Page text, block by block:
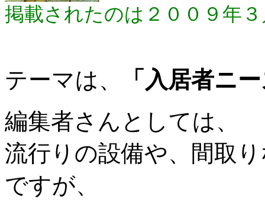
掲載されたのは２００９年
テーマは、
「入居者ニ
編集者さんとしては、
流行りの設備や、間取
ですが、